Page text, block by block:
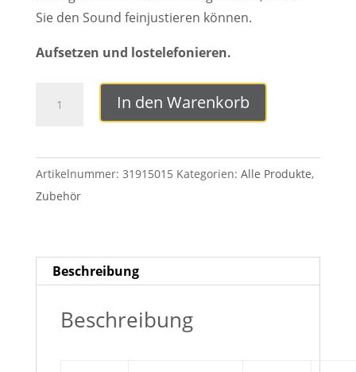
Sie den Sound feinjustieren können.
Aufsetzen und lostelefonieren.
Menge
In den Warenkorb
Artikelnummer: 31915015 Kategorien: Alle Produkte,
Zubehör
Beschreibung
Beschreibung